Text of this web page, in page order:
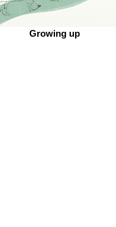
Growing up